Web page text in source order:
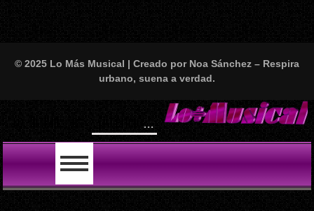
© 2025 Lo Más Musical | Creado por Noa Sánchez – Respira
urbano, suena a verdad.
LO ÚLTIMO Will